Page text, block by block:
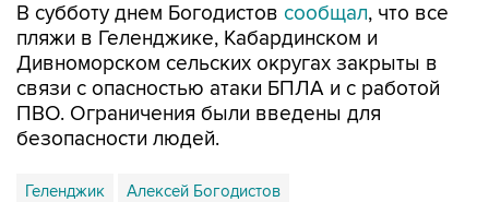
В субботу днем Богодистов сообщал, что все
пляжи в Геленджике, Кабардинском и
Дивноморском сельских округах закрыты в
связи с опасностью атаки БПЛА и с работой
ПВО. Ограничения были введены для
безопасности людей.
Геленджик Алексей Богодистов